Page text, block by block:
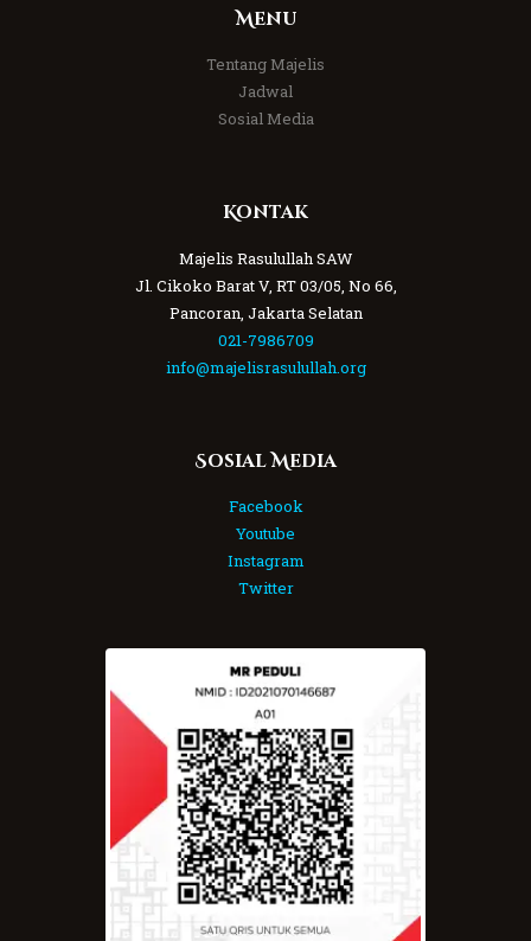
Menu
Tentang Majelis
Jadwal
Sosial Media
Kontak
Majelis Rasulullah SAW
Jl. Cikoko Barat V, RT 03/05, No 66,
Pancoran, Jakarta Selatan
021-7986709
info@majelisrasulullah.org
Sosial Media
Facebook
Youtube
Instagram
Twitter